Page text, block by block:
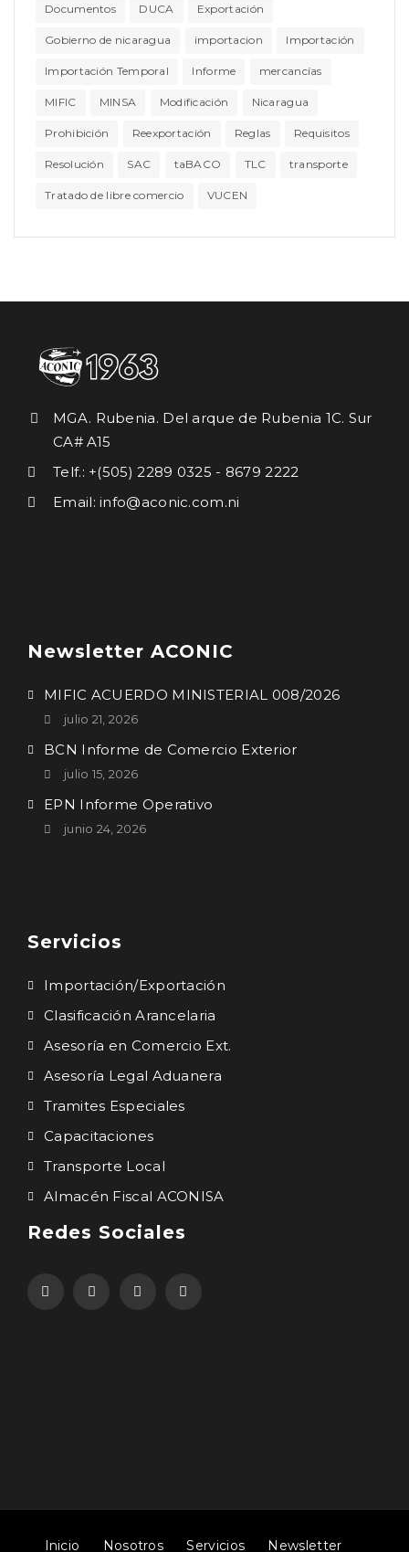
Documentos DUCA Exportación
Gobierno de nicaragua importacion Importación
Importación Temporal Informe mercancías
MIFIC MINSA Modificación Nicaragua
Prohibición Reexportación Reglas Requisitos
Resolución SAC taBACO TLC transporte
Tratado de libre comercio VUCEN
MGA. Rubenia. Del arque de Rubenia 1C. Sur
CA# A15
Telf.: +(505) 2289 0325 - 8679 2222
Email: info@aconic.com.ni
Newsletter ACONIC
MIFIC ACUERDO MINISTERIAL 008/2026
julio 21, 2026
BCN Informe de Comercio Exterior
julio 15, 2026
EPN Informe Operativo
junio 24, 2026
Servicios
Importación/Exportación
Clasificación Arancelaria
Asesoría en Comercio Ext.
Asesoría Legal Aduanera
Tramites Especiales
Capacitaciones
Transporte Local
Almacén Fiscal ACONISA
Redes Sociales
Inicio Nosotros Servicios Newsletter